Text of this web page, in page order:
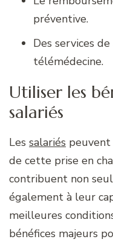
préventive.
Des services
télémédecine.
Utiliser les
salariés
Les salariés
de cette prise en
contribuent non
également à leur
meilleures
bénéfices majeurs